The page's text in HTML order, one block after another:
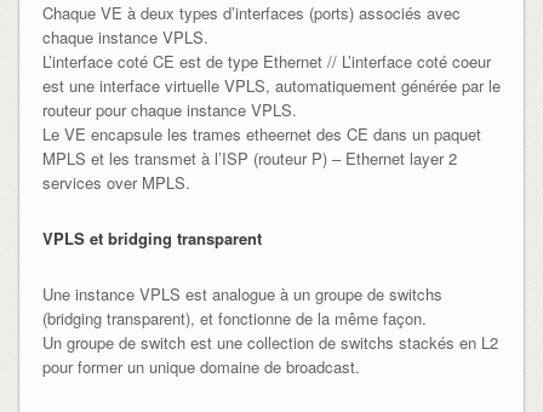
Chaque VE à deux types d’interfaces (ports) associés avec
chaque instance VPLS.
L’interface coté CE est de type Ethernet // L’interface coté coeur
est une interface virtuelle VPLS, automatiquement générée par le
routeur pour chaque instance VPLS.
Le VE encapsule les trames etheernet des CE dans un paquet
MPLS et les transmet à l’ISP (routeur P) – Ethernet layer 2
services over MPLS.
VPLS et bridging transparent
Une instance VPLS est analogue à un groupe de switchs
(bridging transparent), et fonctionne de la même façon.
Un groupe de switch est une collection de switchs stackés en L2
pour former un unique domaine de broadcast.